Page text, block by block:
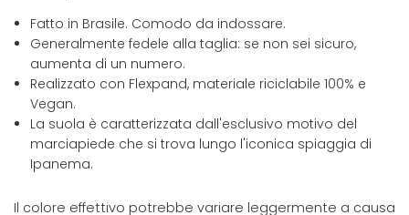
Fatto in Brasile. Comodo da indossare.
Generalmente fedele alla taglia: se non sei sicuro,
aumenta di un numero.
Realizzato con Flexpand, materiale riciclabile 100% e
Vegan.
La suola è caratterizzata dall'esclusivo motivo del
marciapiede che si trova lungo l'iconica spiaggia di
Ipanema.
Il colore effettivo potrebbe variare leggermente a causa